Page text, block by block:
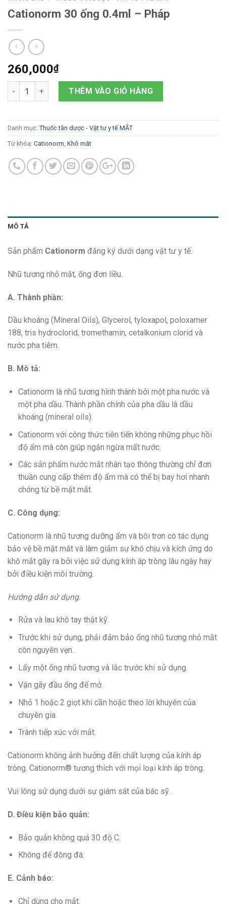
Cationorm 30 ống 0.4ml – Pháp
260,000₫
Số lượng THÊM VÀO GIỎ HÀNG
Danh mục: Thuốc tân dược - Vật tư y tế MẮT
Từ khóa: Cationorm, Khô mắt
MÔ TẢ
Sản phẩm Cationorm đăng ký dưới dạng vật tư y tế.
Nhũ tương nhỏ mắt, ống đơn liều.
A. Thành phần:
Dầu khoáng (Mineral Oils), Glycerol, tyloxapol, poloxamer
188, tris hydroclorid, tromethamin, cetalkonium clorid và
nước pha tiêm.
B. Mô tả:
Cationorm là nhũ tương hình thành bởi một pha nước và
một pha dầu. Thành phần chính của pha dầu là dầu
khoáng (mineral oils).
Cationorm với công thức tiên tiến không những phục hồi
độ ẩm mà còn giúp ngăn ngừa mất nước.
Các sản phẩm nước mắt nhân tạo thông thường chỉ đơn
thuần cung cấp thêm độ ẩm mà có thể bị bay hơi nhanh
chóng từ bề mặt mắt.
C. Công dụng:
Cationorm là nhũ tương dưỡng ẩm và bôi trơn có tác dụng
bảo vệ bề mặt mắt và làm giảm sự khó chịu và kích ứng do
khô mắt gây ra bởi việc sử dụng kính áp tròng lâu ngày hay
bởi điều kiện môi trường.
Hướng dẫn sử dụng.
Rửa và lau khô tay thật kỹ.
Trước khi sử dụng, phải đảm bảo ống nhũ tương nhỏ mắt
còn nguyên vẹn.
Lấy một ống nhũ tương và lắc trước khi sử dụng.
Vặn gãy đầu ống để mở.
Nhỏ 1 hoặc 2 giọt khi cần hoặc theo lời khuyên của
chuyên gia.
Tránh tiếp xúc với mắt.
Cationorm không ảnh hưởng đến chất lượng của kính áp
tròng. Cationorm® tương thích với mọi loại kính áp tròng.
Vui lòng sử dụng dưới sự giám sát của bác sỹ.
D. Điều kiện bảo quản:
Bảo quản không quá 30 độ C.
Không để đông đá.
E. Cảnh báo:
Chỉ dùng cho mắt.